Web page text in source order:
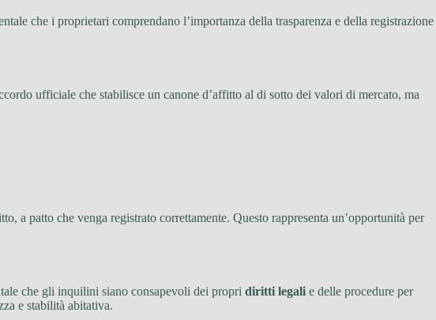
che i proprietari comprendano l’importanza della trasparenza e della registrazione
ufficiale che stabilisce un canone d’affitto al di sotto dei valori di mercato, ma
a patto che venga registrato correttamente. Questo rappresenta un’opportunità per
che gli inquilini siano consapevoli dei propri diritti legali e delle procedure per
e stabilità abitativa.